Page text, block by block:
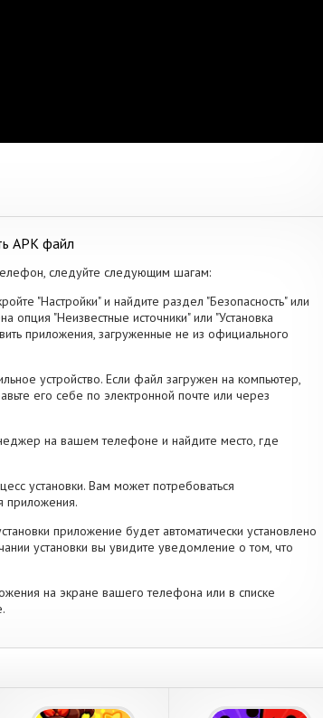
APK файл
следуйте следующим шагам:
"Настройки" и найдите раздел "Безопасность" или
опция "Неизвестные источники" или "Установка
приложения, загруженные не из официального
устройство. Если файл загружен на компьютер,
его себе по электронной почте или через
на вашем телефоне и найдите место, где
установки. Вам может потребоваться
приложения.
приложение будет автоматически установлено
установки вы увидите уведомление о том, что
на экране вашего телефона или в списке